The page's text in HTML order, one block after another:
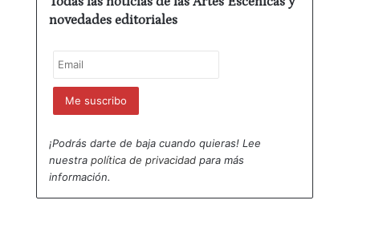
novedades editoriales
¡Podrás darte de baja cuando quieras! Lee
nuestrapolítica de privacidad para más
información.